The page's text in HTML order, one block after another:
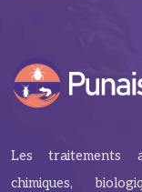
Les traitements
chimiques,